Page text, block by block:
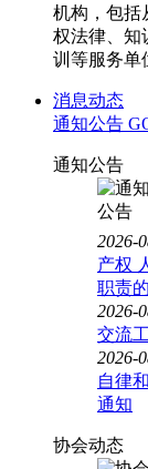
机构，包括
权法律、知
训等服务单
消息动态
通知公告
通知公告
2026-
产权
职责
2026-
交流
2026-
自律
通知
协会动态